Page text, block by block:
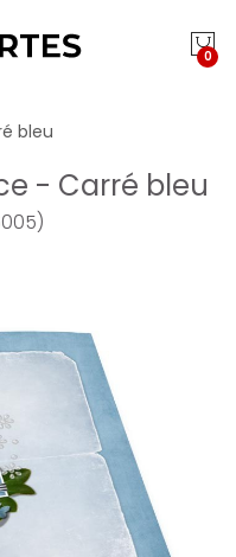
0
bleu
- Carré bleu